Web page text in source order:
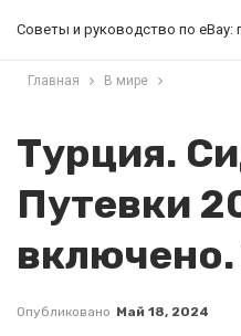
Советы и руководство по eBay:
Главная В мире
Турция.
Путевки
Опубликовано Май 18, 2024